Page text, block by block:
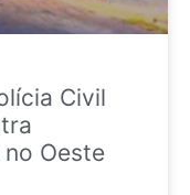
Civil
Oeste